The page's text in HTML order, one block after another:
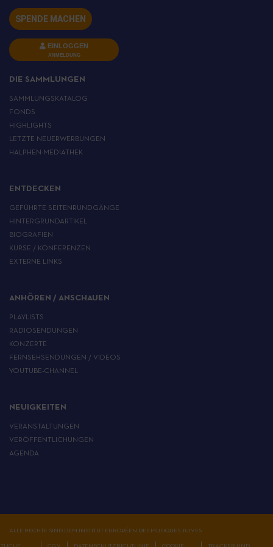
SPENDE MACHEN
EINLOGGEN
ANMELDUNG
DIE SAMMLUNGEN
SAMMLUNGSKATALOG
FONDS
HIGHLIGHTS
LETZTE NEUERWERBUNGEN
HALPHEN-MEDIATHEK
ENTDECKEN
GEFÜHRTE SEITENRUNDGÄNGE
HINTERGRUNDARTIKEL
BIOGRAFIEN
KURSE / KONFERENZEN
EXTERNE LINKS
ANHÖREN / ANSCHAUEN
PLAYLISTS
RADIOSENDUNGEN
KONZERTE
FERNSEHSENDUNGEN / VIDEOS
YOUTUBE-CHANNEL
NEUIGKEITEN
VERANSTALTUNGEN
VERÖFFENTLICHUNGEN
AGENDA
ALLE RECHTE SIND DEM INSTITUT EUROPÉEN DES MUSIQUES JUIVES